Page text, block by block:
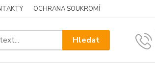
OCHRANA SOUKROMÍ
Hledat